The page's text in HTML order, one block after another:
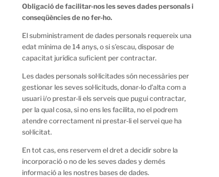
Obligació de facilitar-nos les seves dades personals i
conseqüències de no fer-ho.
El subministrament de dades personals requereix una
edat mínima de 14 anys, o si s’escau, disposar de
capacitat jurídica suficient per contractar.
Les dades personals sol·licitades són necessàries per
gestionar les seves sol·licituds, donar-lo d’alta com a
usuari i/o prestar-li els serveis que pugui contractar,
per la qual cosa, si no ens les facilita, no el podrem
atendre correctament ni prestar-li el servei que ha
sol·licitat.
En tot cas, ens reservem el dret a decidir sobre la
incorporació o no de les seves dades y demés
informació a les nostres bases de dades.